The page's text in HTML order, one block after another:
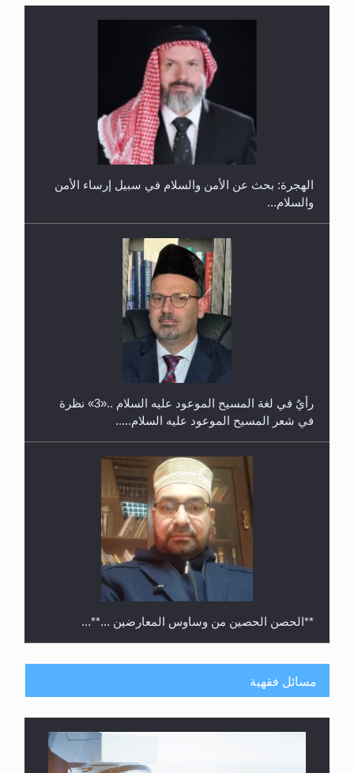
إتمام حفظ القرآن الكريم لثلاثة طلاب من مدرسة الحفظ
حفل توزيع الشهادات في الجامعة الأحمدية بنيجيريا لعام
الهجرة: بحث عن الأمن والسلام في سبيل إرساء الأمن
والسلام...
رأيٌ في لغة المسيح الموعود عليه السلام ..«3» نظرة
في شعر المسيح الموعود عليه السلام.....
**الحصن الحصين من وساوس المعارضين ...**...
مسائل فقهية